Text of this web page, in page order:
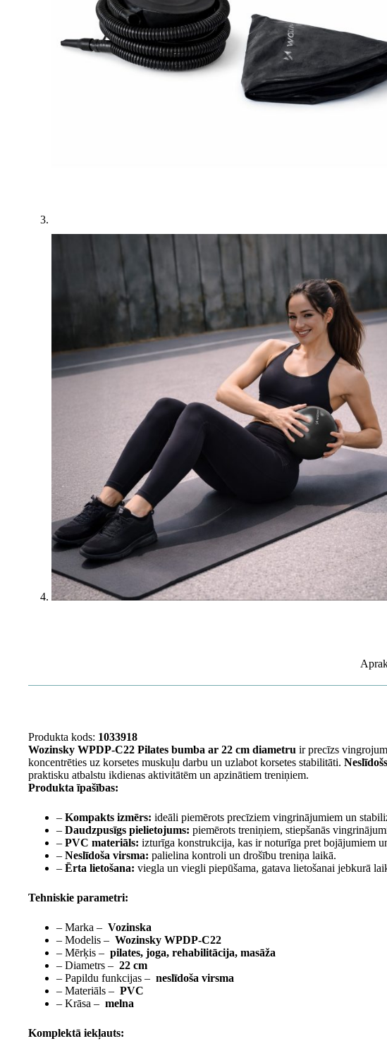
Produkta kods: 1033918
Wozinsky WPDP-C22 Pilates bumba ar 22 cm diametru ir precīzs
koncentrēties uz korsetes muskuļu darbu un uzlabot korsetes stabilitāti.
praktisku atbalstu ikdienas aktivitātēm un apzinātiem treniņiem.
Produkta īpašības:
– Kompakts izmērs: ideāli piemērots precīziem vingrinājumiem un
– Daudzpusīgs pielietojums: piemērots treniņiem, stiepšanās
– PVC materiāls: izturīga konstrukcija, kas ir noturīga pret bojājumiem
– Neslīdoša virsma: palielina kontroli un drošību treniņa laikā.
– Ērta lietošana: viegla un viegli piepūšama, gatava lietošanai jebkurā
Tehniskie parametri:
– Marka – Vozinska
– Modelis – Wozinsky WPDP-C22
– Mērķis – pilates, joga, rehabilitācija, masāža
– Diametrs – 22 cm
– Papildu funkcijas – neslīdoša virsma
– Materiāls – PVC
– Krāsa – melna
Komplektā iekļauts: